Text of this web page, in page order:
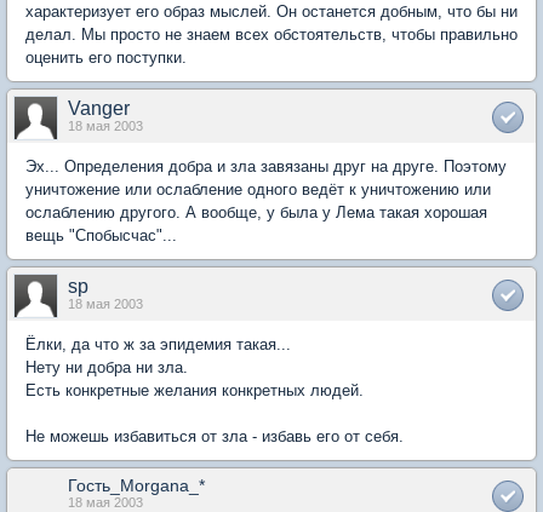
характеризует его образ мыслей. Он останется добным, что бы ни
делал. Мы просто не знаем всех обстоятельств, чтобы правильно
оценить его поступки.
Vanger
18 мая 2003
Эх... Определения добра и зла завязаны друг на друге. Поэтому
уничтожение или ослабление одного ведёт к уничтожению или
ослаблению другого. А вообще, у была у Лема такая хорошая
вещь "Спобысчас"...
sp
18 мая 2003
Ёлки, да что ж за эпидемия такая...
Нету ни добра ни зла.
Есть конкретные желания конкретных людей.
Не можешь избавиться от зла - избавь его от себя.
Гость_Morgana_*
18 мая 2003